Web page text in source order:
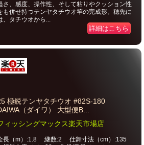
さ、感度、操作性、そして粘りやクッション性
も併せ持つテンヤタチウオ竿の完成形。穂先に
、タチウオから...
詳細はこちら
極鋭テンヤタチウオ #82S-180
（ダイワ） 大型便B...
ィッシングマックス楽天市場店
長（m）:1.8 継数:2 仕舞寸法（cm）:135